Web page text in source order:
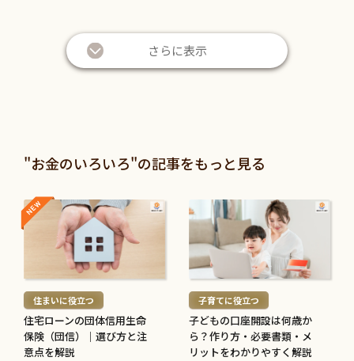
さらに表示
"お金のいろいろ"の記事をもっと見る
続
き
む
>
NEW
NEW
住まいに役立つ
住宅ローンの団体信用生命
保険（団信）｜選び方と注
意点を解説
続
き
を
読
む
> 子育てに役立つ
子どもの口座開設は何歳か
ら？作り方・必要書類・メ
リットをわかりやすく解説